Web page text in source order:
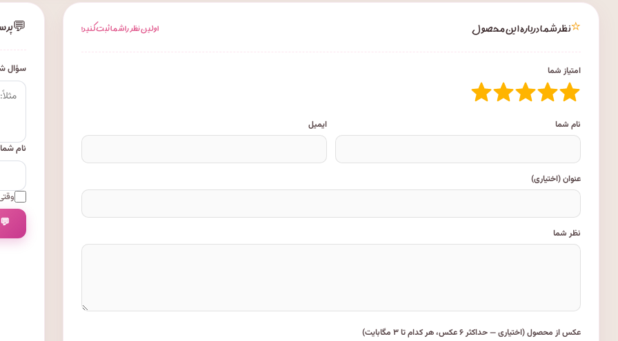
⭐نظر شما درباره این محصول اولین نظر را شما ثبت کنید!
امتیاز شما
نام شما ایمیل
عنوان (اختیاری)
نظر شما
عکس از محصول (اختیاری — حداکثر ۶ عکس، هر کدام تا ۳ مگابایت)
💬
سؤال
نام شما